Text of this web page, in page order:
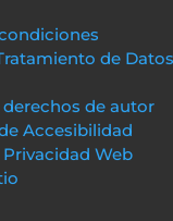
de Datos
derechos de autor
Accesibilidad
Privacidad Web